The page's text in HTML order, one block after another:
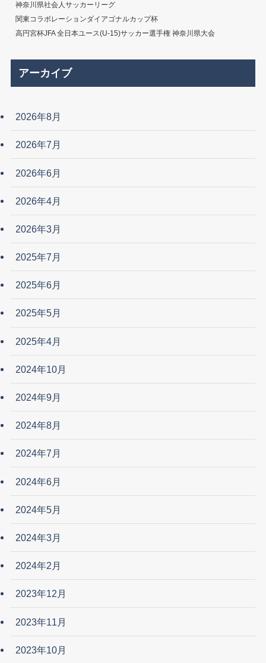
神奈川県社会人サッカーリーグ
関東コラボレーションダイアゴナルカップ杯
高円宮杯JFA 全日本ユース(U-15)サッカー選手権 神奈川県大会
アーカイブ
2026年8月
2026年7月
2026年6月
2026年4月
2026年3月
2025年7月
2025年6月
2025年5月
2025年4月
2024年10月
2024年9月
2024年8月
2024年7月
2024年6月
2024年5月
2024年3月
2024年2月
2023年12月
2023年11月
2023年10月